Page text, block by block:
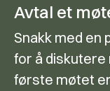
Avtal et
Snakk med
for å diskutere
første møtet